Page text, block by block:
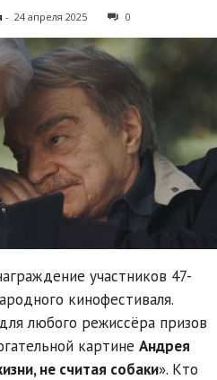
- 24 апреля 2025 0
участников 47-
кинофестиваля.
любого режиссёра призов
картине Андрея
не считая собаки». Кто